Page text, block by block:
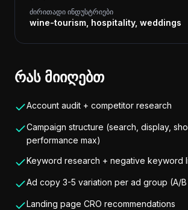
ძირითადი ინდუსტრიები
wine-tourism, hospitality, weddings
რას მიიღებთ
Account audit + competitor research
Campaign structure (search, display,
performance max)
Keyword research + negative keyword
Ad copy 3-5 variation per ad group (A/
Landing page CRO recommendations